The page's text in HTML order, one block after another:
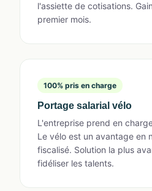
l'assiette de cotisations.
premier mois.
100% pris en charge
Portage salarial vélo
L'entreprise prend en
Le vélo est un avantage en
fiscalisé. Solution la plus
fidéliser les talents.